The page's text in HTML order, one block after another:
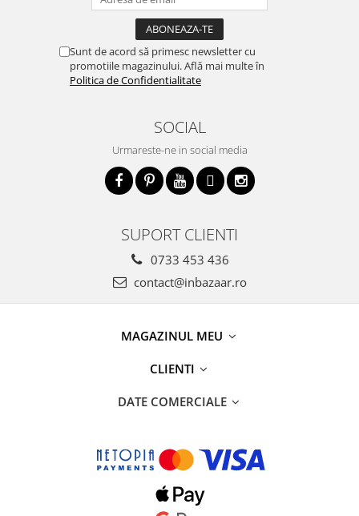
Sunt de acord să primesc newsletter cu
promotiile magazinului. Află mai multe în
Politica de Confidentialitate
SOCIAL
Urmareste-ne in social media
SUPORT CLIENTI
0733 453 436
contact@inbazaar.ro
MAGAZINUL MEU
CLIENTI
DATE COMERCIALE